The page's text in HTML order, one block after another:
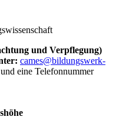
und Verpflegung)
cames@bildungswerk-
eine Telefonnummer